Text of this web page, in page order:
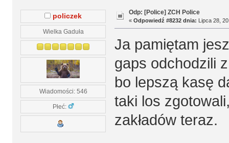
policzek
Wielka Gaduła
Wiadomości: 546
Płeć:
Odp: [Police] ZCH Police
« Odpowiedź #8232 dnia: Lipca 28,
Ja pamiętam
gaps odchodzili
bo lepszą kasę
taki los
zakładów teraz.